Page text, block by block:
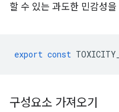
할 수 있는 과도한 민감성
export const
구성요소 가져오기